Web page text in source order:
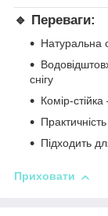
🔹 Переваги:
Натуральна
снігу
Комір-
Підходить
Приховати